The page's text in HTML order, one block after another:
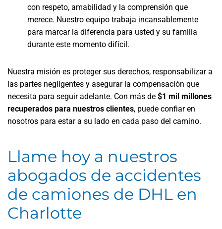
con respeto, amabilidad y la comprensión que
merece. Nuestro equipo trabaja incansablemente
para marcar la diferencia para usted y su familia
durante este momento difícil.
Nuestra misión es proteger sus derechos, responsabilizar a
las partes negligentes y asegurar la compensación que
necesita para seguir adelante. Con más de $1 mil millones
recuperados para nuestros clientes, puede confiar en
nosotros para estar a su lado en cada paso del camino.
Llame hoy a nuestros
abogados de accidentes
de camiones de DHL en
Charlotte